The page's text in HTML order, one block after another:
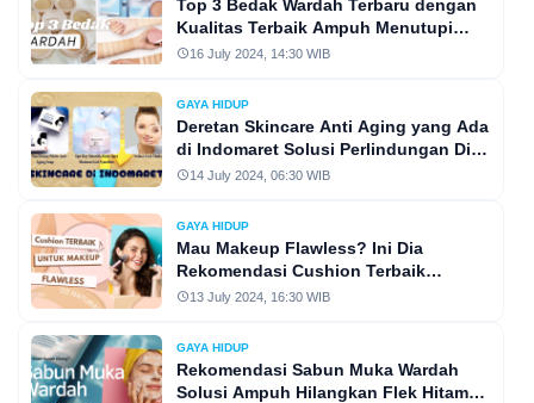
Top 3 Bedak Wardah Terbaru dengan
Kualitas Terbaik Ampuh Menutupi
Kerutan Bikin Tampilan Makeup
16 July 2024, 14:30 WIB
GAYA HIDUP
Deretan Skincare Anti Aging yang Ada
di Indomaret Solusi Perlindungan Dini
dari Tanda Penuaan
14 July 2024, 06:30 WIB
GAYA HIDUP
Mau Makeup Flawless? Ini Dia
Rekomendasi Cushion Terbaik
dengan Harga Terjangkau Bikin
13 July 2024, 16:30 WIB
GAYA HIDUP
Rekomendasi Sabun Muka Wardah
Solusi Ampuh Hilangkan Flek Hitam